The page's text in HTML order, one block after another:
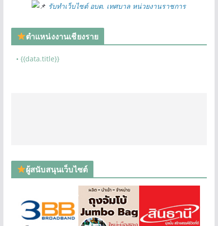
รับทำเว็บไซต์ อบต. เทศบาล หน่วยงานราชการ
ตำแหน่งงานเชียงราย
• {{data.title}}
ผู้สนับสนุนเว็บไซต์